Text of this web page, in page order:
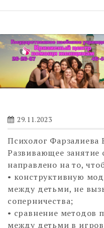
29.11.2023
Психолог
Развивающее занятие
направлено на то,
• конструктивную
между детьми, не
соперничества;
• сравнение методов
между детьми в